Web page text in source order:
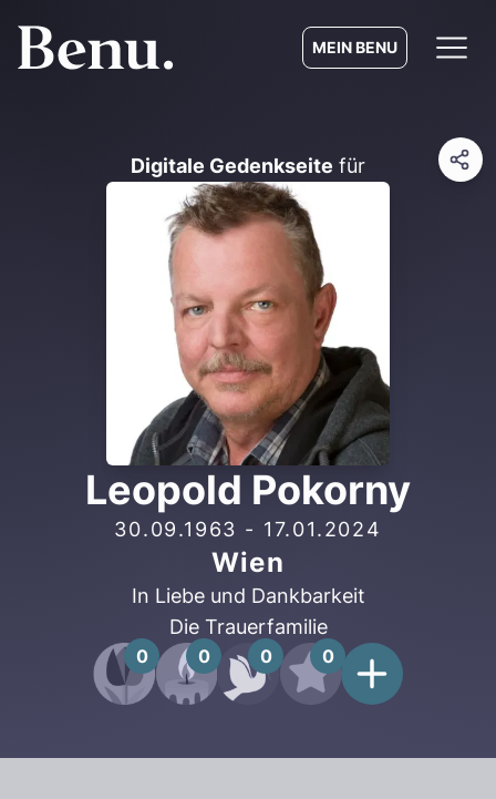
MEIN BENU
Digitale Gedenkseite für
Leopold Pokorny
30.09.1963 - 17.01.2024
Wien
In Liebe und Dankbarkeit
Die Trauerfamilie
0 0 0 0